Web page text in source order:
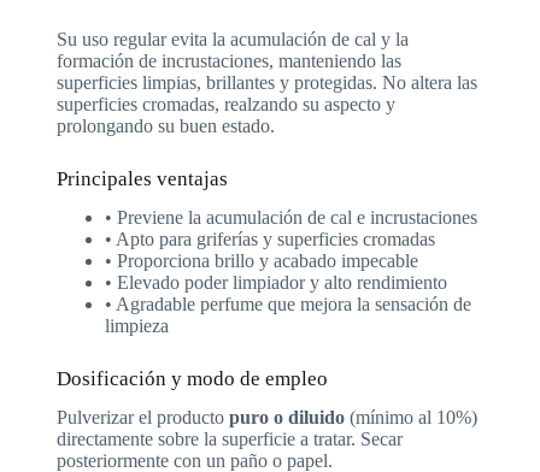
Su uso regular evita la acumulación de cal y la
formación de incrustaciones, manteniendo las
superficies limpias, brillantes y protegidas. No altera las
superficies cromadas, realzando su aspecto y
prolongando su buen estado.
Principales ventajas
• Previene la acumulación de cal e incrustaciones
• Apto para griferías y superficies cromadas
• Proporciona brillo y acabado impecable
• Elevado poder limpiador y alto rendimiento
• Agradable perfume que mejora la sensación de
limpieza
Dosificación y modo de empleo
Pulverizar el producto puro o diluido(mínimo al 10%)
directamente sobre la superficie a tratar. Secar
posteriormente con un paño o papel.